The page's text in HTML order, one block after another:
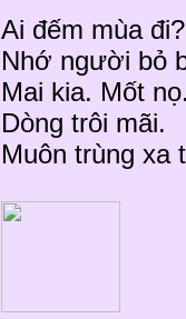
Ai đếm mùa
Nhớ người bỏ
Mai kia. Mốt
Dòng trôi mãi.
Muôn trùng xa